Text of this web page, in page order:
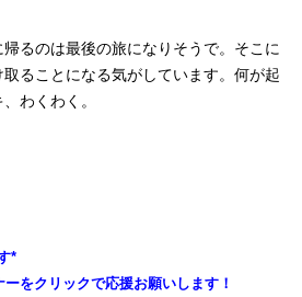
るのは最後の旅になりそうで。そこに
ることになる気がしています。何が起
わくわく。
*
をクリックで応援お願いします！